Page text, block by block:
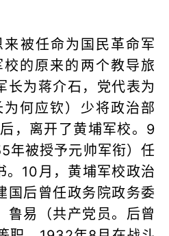
被任命为国民革命军
的原来的两个教导旅
长为蒋介石，党代表为
何应钦）少将政治部
，离开了黄埔军校。9
年被授予元帅军衔）任
。10月，黄埔军校政治
国后曾任政务院政务委
鲁易（共产党员。后曾